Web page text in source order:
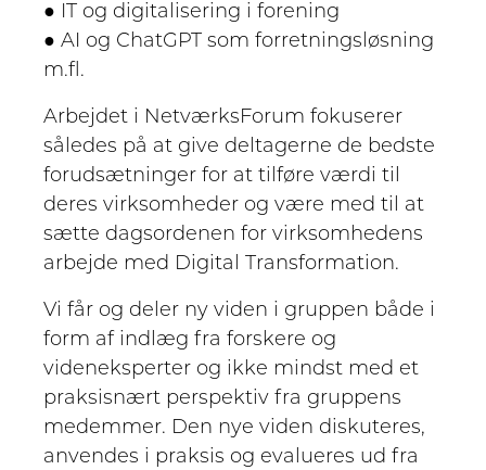
● IT og digitalisering i forening
● AI og ChatGPT som forretningsløsning
m.fl.
Arbejdet i NetværksForum fokuserer
således på at give deltagerne de bedste
forudsætninger for at tilføre værdi til
deres virksomheder og være med til at
sætte dagsordenen for virksomhedens
arbejde med Digital Transformation.
Vi får og deler ny viden i gruppen både i
form af indlæg fra forskere og
videneksperter og ikke mindst med et
praksisnært perspektiv fra gruppens
medemmer. Den nye viden diskuteres,
anvendes i praksis og evalueres ud fra